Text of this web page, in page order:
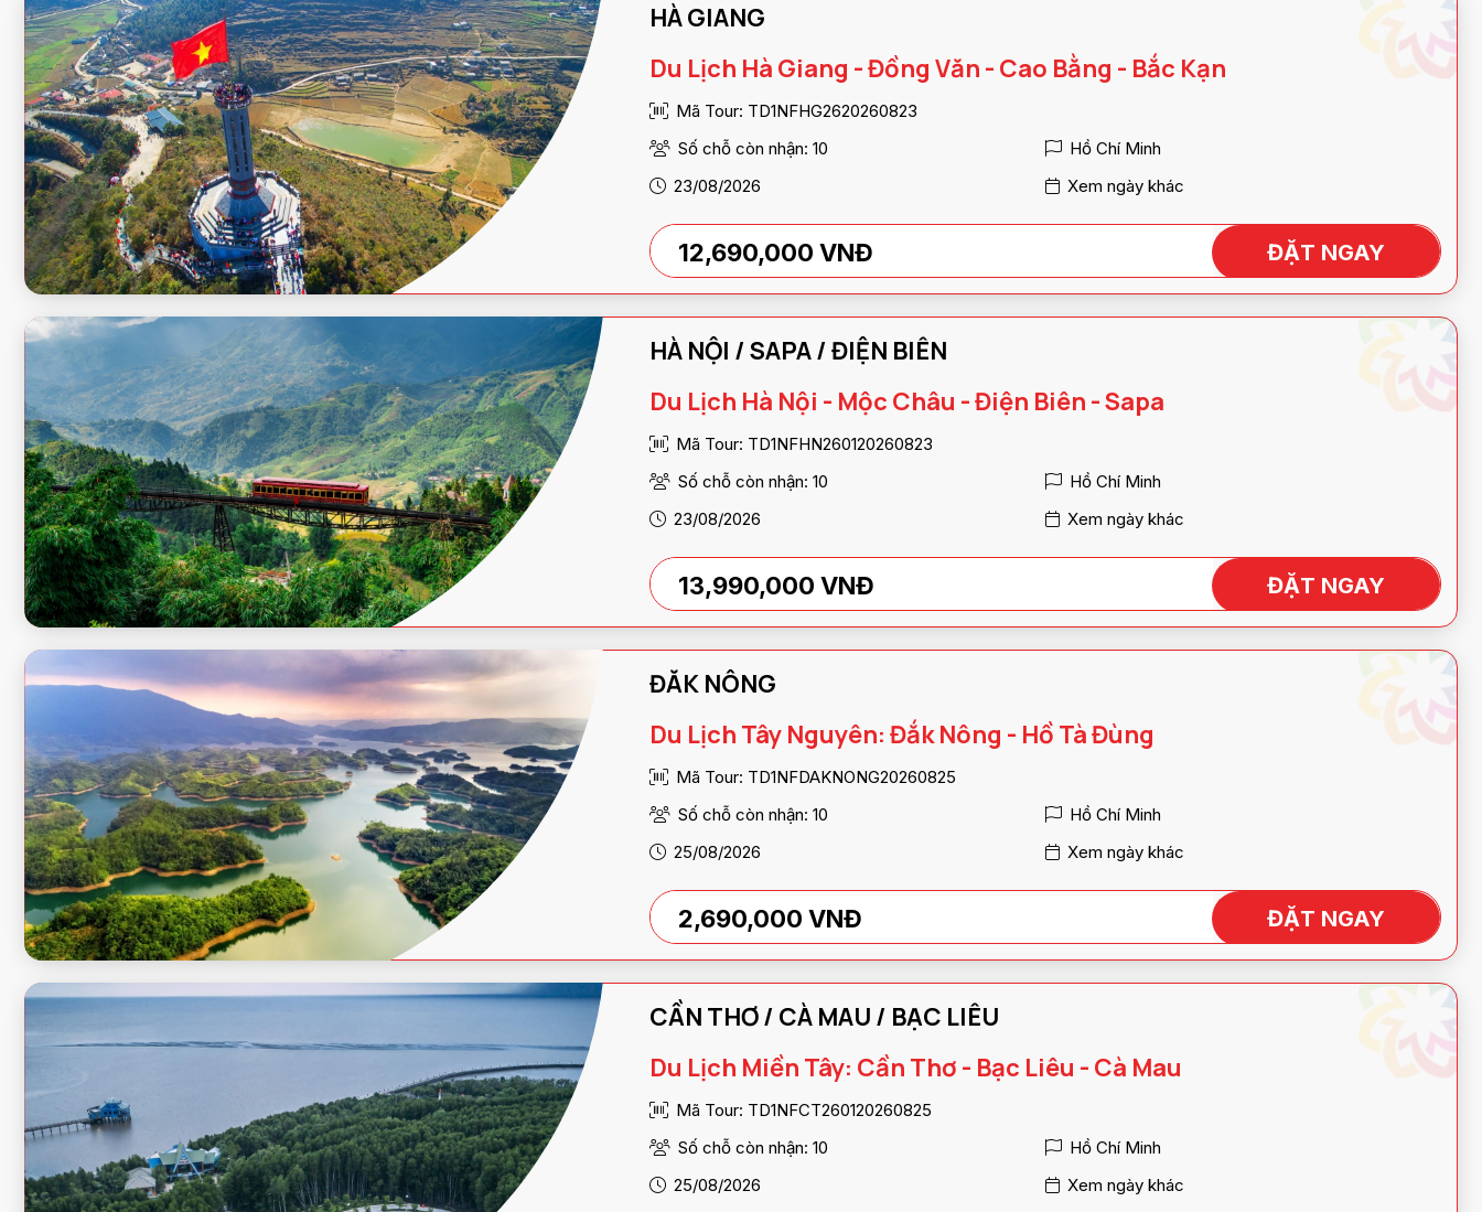
HÀ GIANG
Du Lịch Hà Giang - Đồng Văn - Cao Bằng - Bắc Kạn
Mã Tour: TD1NFHG2620260823
Số chỗ còn nhận: 10
Hồ Chí Minh
23/08/2026
Xem ngày khác
12,690,000 VNĐ ĐẶT NGAY
HÀ NỘI / SAPA / ĐIỆN BIÊN
Du Lịch Hà Nội - Mộc Châu - Điện Biên - Sapa
Mã Tour: TD1NFHN260120260823
Số chỗ còn nhận: 10
Hồ Chí Minh
23/08/2026
Xem ngày khác
13,990,000 VNĐ ĐẶT NGAY
ĐĂK NÔNG
Du Lịch Tây Nguyên: Đắk Nông - Hồ Tà Đùng
Mã Tour: TD1NFDAKNONG20260825
Số chỗ còn nhận: 10
Hồ Chí Minh
25/08/2026
Xem ngày khác
2,690,000 VNĐ ĐẶT NGAY
CẦN THƠ / CÀ MAU / BẠC LIÊU
Du Lịch Miền Tây: Cần Thơ - Bạc Liêu - Cà Mau
Mã Tour: TD1NFCT260120260825
Số chỗ còn nhận: 10
Hồ Chí Minh
25/08/2026
Xem ngày khác